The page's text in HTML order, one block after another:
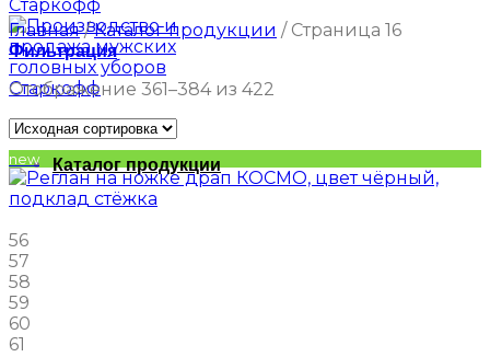
Каталог продукции
Главная / Каталог продукции / Страница 16
Фильтрация
Отображение 361–384 из 422
new
56
57
58
59
60
61